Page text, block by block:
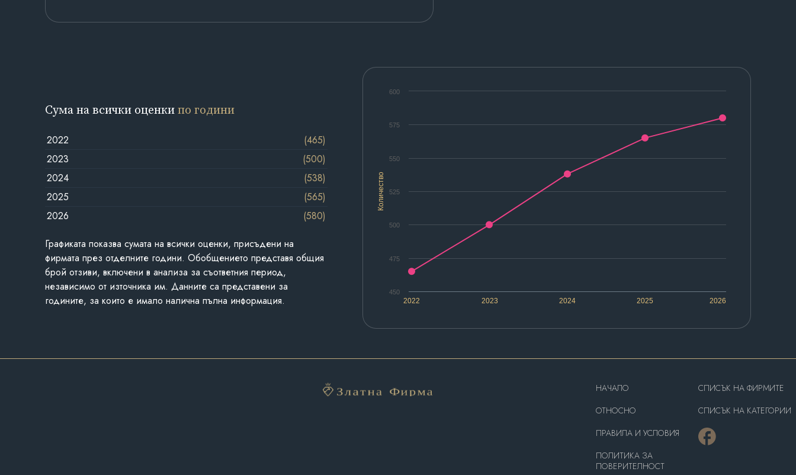
Количество
2022 2023 2024 2025 2026
450
475
500
525
550
575
600
Сума на всички оценкипо години
2022
(465)
2023
(500)
2024
(538)
2025
(565)
2026
(580)
Графиката показва сумата на всички оценки, присъдени на
фирмата през отделните години. Обобщението представя общия
брой отзиви, включени в анализа за съответния период,
независимо от източника им. Данните са представени за
годините, за които е имало налична пълна информация.
HAЧАЛО
OТНОСНО
ПРАВИЛА И УСЛОВИЯ
ПОЛИТИКА ЗА
ПОВЕРИТЕЛНОСТ
СПИСЪК НА ФИРМИТЕ
СПИСЪК НА КАТЕГОРИИ